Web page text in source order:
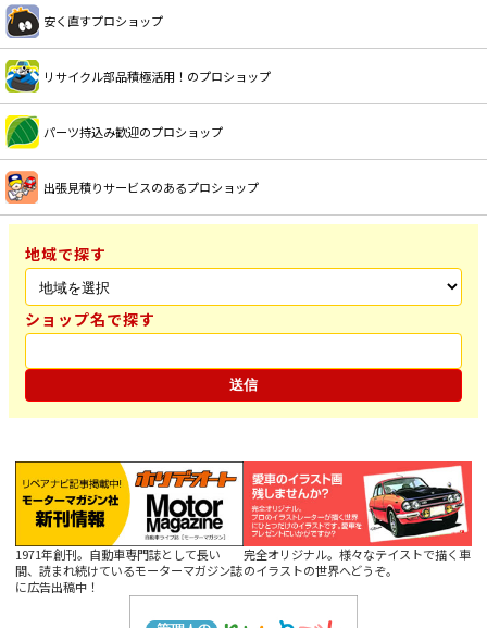
安く直すプロショップ
リサイクル部品積極活用！のプロショップ
パーツ持込み歓迎のプロショップ
出張見積りサービスのあるプロショップ
地域で探す
ショップ名で探す
1971年創刊。自動車専門誌として長い
間、読まれ続けているモーターマガジン誌
に広告出稿中！
完全オリジナル。様々なテイストで描く車
のイラストの世界へどうぞ。